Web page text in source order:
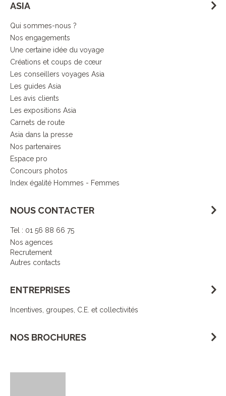
ASIA
Qui sommes-nous ?
Nos engagements
Une certaine idée du voyage
Créations et coups de cœur
Les conseillers voyages Asia
Les guides Asia
Les avis clients
Les expositions Asia
Carnets de route
Asia dans la presse
Nos partenaires
Espace pro
Concours photos
Index égalité Hommes - Femmes
NOUS CONTACTER
Tel : 01 56 88 66 75
Nos agences
Recrutement
Autres contacts
ENTREPRISES
Incentives, groupes, C.E. et collectivités
NOS BROCHURES